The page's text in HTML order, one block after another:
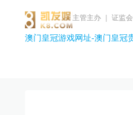
主管主办 ｜ 证监
澳门皇冠游戏网址-澳门皇冠